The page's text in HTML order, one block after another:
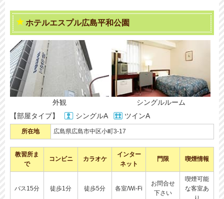
ホテルエスプル広島平和公園
外観
シングルルーム
【部屋タイプ】
シングルA ツインA
所在地 広島県広島市中区小町3-17
教習所ま
で
コンビニ カラオケ
インター
ネット
門限 喫煙情報
バス15分 徒歩1分 徒歩5分 各室/Wi-Fi
お問合せ
下さい
喫煙可能
な客室あ